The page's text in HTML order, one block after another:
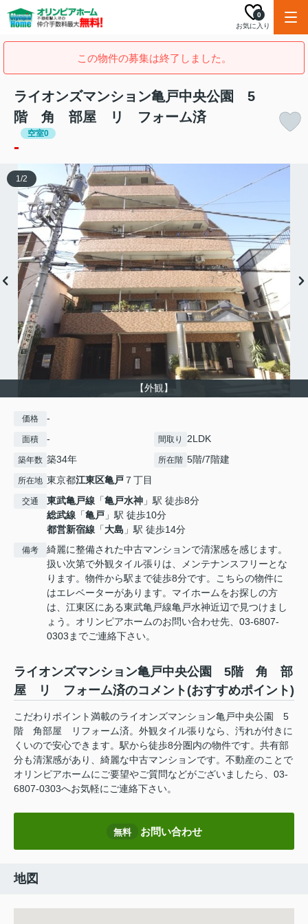
お気に入り
0
この物件の募集は終了しました。
ライオンズマンション亀戸中央公園 5
階 角 部屋 リ フォーム済
空室0
-
【外観】
1/2
価格 -
面積 - 間取り 2LDK
築年数 築34年 所在階 5階/7階建
所在地 東京都江東区亀戸 ７丁目
交通 東武亀戸線 「亀戸水神 」駅 徒歩8分
総武線 「亀戸 」駅 徒歩10分
都営新宿線 「大島 」駅 徒歩14分
備考
綺麗に整備された中古マンションで清潔感を感じます。
扱い次第で外観タイル張りは、メンテナンスフリーとな
ります。物件から駅まで徒歩8分です。こちらの物件に
はエレベーターがあります。マイホームをお探しの方
は、江東区にある東武亀戸線亀戸水神近辺で見つけまし
ょう。オリンピアホームのお問い合わせ先、03-6807-
0303までご連絡下さい。
ライオンズマンション亀戸中央公園 5階 角 部
屋 リ フォーム済のコメント(おすすめポイント)
こだわりポイント満載のライオンズマンション亀戸中央公園 5
階 角部屋 リフォーム済。外観タイル張りなら、汚れが付きに
くいので安心できます。駅から徒歩8分圏内の物件です。共有部
分も清潔感があり、綺麗な中古マンションです。不動産のことで
オリンピアホームにご要望やご質問などがございましたら、03-
6807-0303へお気軽にご連絡下さい。
無料 お問い合わせ
地図